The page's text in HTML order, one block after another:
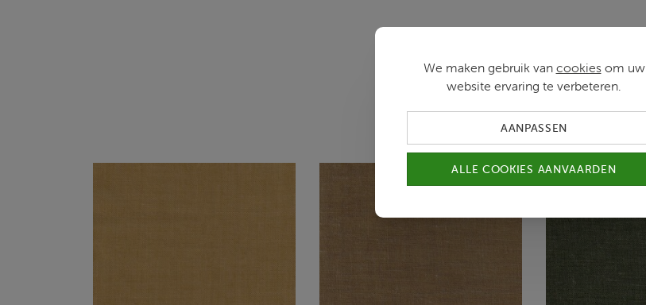
Kleurvarianten
We maken gebruik van cookiesom uw
website ervaring te verbeteren.
AANPASSEN
ALLE COOKIES AANVAARDEN